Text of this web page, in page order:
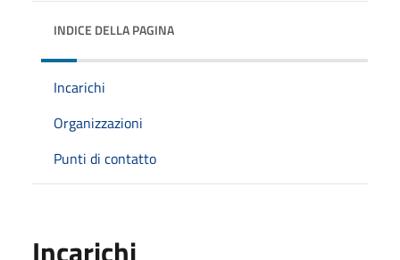
INDICE DELLA PAGINA
Incarichi
Organizzazioni
Punti di contatto